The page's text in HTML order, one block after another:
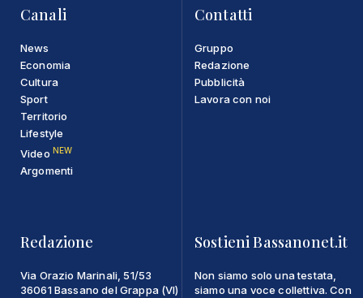
Canali
News
Economia
Cultura
Sport
Territorio
Lifestyle
Video NEW
Argomenti
Contatti
Gruppo
Redazione
Pubblicità
Lavora con noi
Redazione
Via Orazio Marinali, 51/53
36061 Bassano del Grappa (VI)
Sostieni Bassanonet.it
Non siamo solo una testata,
siamo una voce collettiva. Con